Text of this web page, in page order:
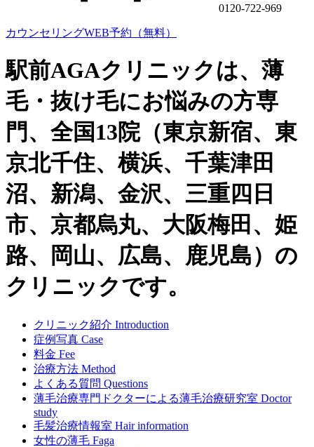
0120-722-969
カウンセリングWEB予約（無料）
駅前AGAクリニックは、薄
毛・抜け毛にお悩みの方専
門、全国13院（東京新宿、東
京北千住、横浜、千葉津田
沼、新潟、金沢、三重四日
市、京都烏丸、大阪梅田、姫
路、岡山、広島、鹿児島）の
クリニックです。
クリニック紹介 Introduction
症例写真 Case
料金 Fee
治療方法 Method
よくある質問 Questions
薄毛治療専門ドクターによる薄毛治療研究室 Doctor
study
毛髪治療情報室 Hair information
女性の薄毛 Faga